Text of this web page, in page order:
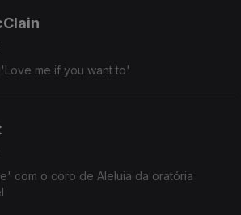
me if you want to'
com o coro de Aleluia da oratória